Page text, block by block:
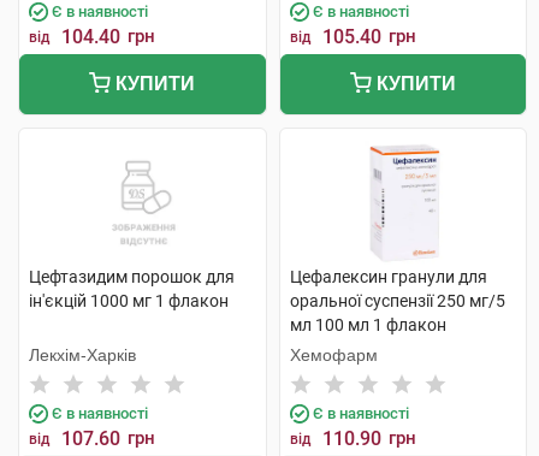
Є в наявності
від 104.40 грн
КУПИТИ
Є в наявності
від 105.40 грн
КУПИТИ
Цефтазидим порошок для
ін'єкцій 1000 мг 1 флакон
Лекхім-Харків
Є в наявності
від 107.60 грн
Цефалексин гранули для
оральної суспензії 250 мг/5
мл 100 мл 1 флакон
Хемофарм
Є в наявності
від 110.90 грн